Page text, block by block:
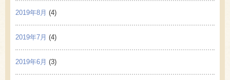
2019年8月 (4)
2019年7月 (4)
2019年6月 (3)